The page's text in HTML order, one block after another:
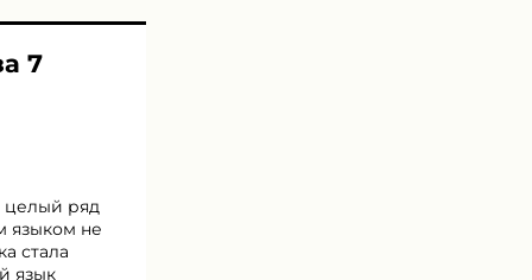
7
целый ряд
языком не
стала
язык